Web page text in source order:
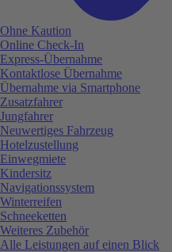
Ohne Kaution
Online Check-In
Express-Übernahme
Kontaktlose Übernahme
Übernahme via Smartphone
Zusatzfahrer
Jungfahrer
Neuwertiges Fahrzeug
Hotelzustellung
Einwegmiete
Kindersitz
Navigationssystem
Winterreifen
Schneeketten
Weiteres Zubehör
Alle Leistungen auf einen Blick